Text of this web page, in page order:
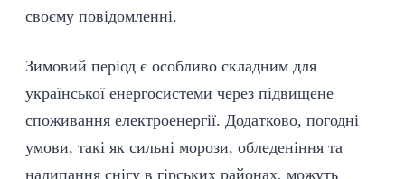
своєму повідомленні.
Зимовий період є особливо складним для
української енергосистеми через підвищене
споживання електроенергії. Додатково, погодні
умови, такі як сильні морози, обледеніння та
налипання снігу в гірських районах, можуть